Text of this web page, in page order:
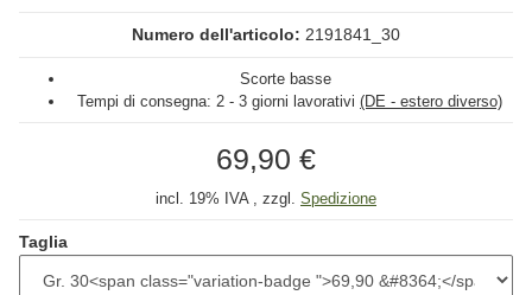
Numero dell'articolo: 2191841_30
Scorte basse
Tempi di consegna: 2 - 3 giorni lavorativi (DE - estero diverso)
69,90 €
incl. 19% IVA , zzgl. Spedizione
Taglia